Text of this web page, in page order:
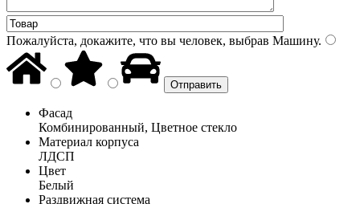
Пожалуйста, докажите, что вы человек, выбрав Машину.
Фасад
Комбинированный, Цветное стекло
Материал корпуса
ЛДСП
Цвет
Белый
Раздвижная система